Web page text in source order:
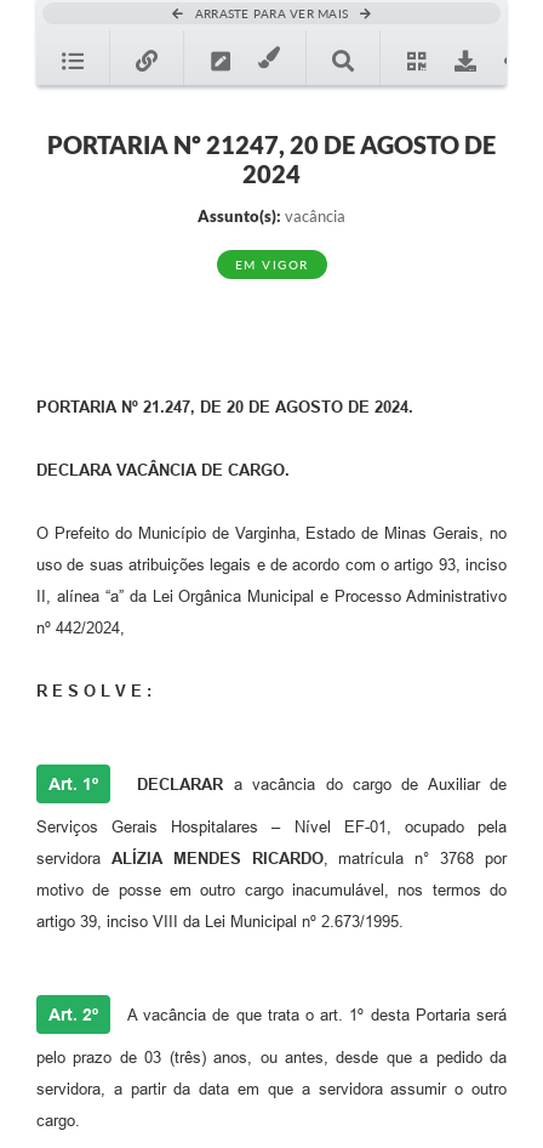
ARRASTE PARA VER MAIS
PORTARIA Nº 21247, 20 DE AGOSTO DE
2024
Assunto(s): vacância
EM VIGOR
PORTARIA Nº 21.247, DE 20 DE AGOSTO DE 2024.
DECLARA VACÂNCIA DE CARGO.
O Prefeito do Município de Varginha, Estado de Minas Gerais, no
uso de suas atribuições legais e de acordo com o artigo 93, inciso
II, alínea “a” da Lei Orgânica Municipal e Processo Administrativo
nº 442/2024,
R E S O L V E :
Art. 1º DECLARAR a vacância do cargo de Auxiliar de
Serviços Gerais Hospitalares – Nível EF-01, ocupado pela
servidora ALÍZIA MENDES RICARDO, matrícula n° 3768 por
motivo de posse em outro cargo inacumulável, nos termos do
artigo 39, inciso VIII da Lei Municipal nº 2.673/1995.
Art. 2º A vacância de que trata o art. 1º desta Portaria será
pelo prazo de 03 (três) anos, ou antes, desde que a pedido da
servidora, a partir da data em que a servidora assumir o outro
cargo.